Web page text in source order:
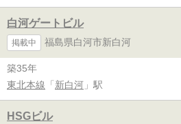
白河ゲートビル
掲載中 福島県白河市新白河
築35年
東北本線 「 新白河 」駅
HSGビル